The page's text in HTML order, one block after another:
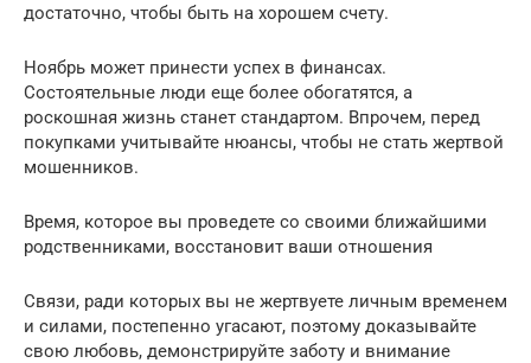
достаточно, чтобы быть на хорошем счету.
Ноябрь может принести успех в финансах.
Состоятельные люди еще более обогатятся, а
роскошная жизнь станет стандартом. Впрочем, перед
покупками учитывайте нюансы, чтобы не стать жертвой
мошенников.
Время, которое вы проведете со своими ближайшими
родственниками, восстановит ваши отношения
Связи, ради которых вы не жертвуете личным временем
и силами, постепенно угасают, поэтому доказывайте
свою любовь, демонстрируйте заботу и внимание